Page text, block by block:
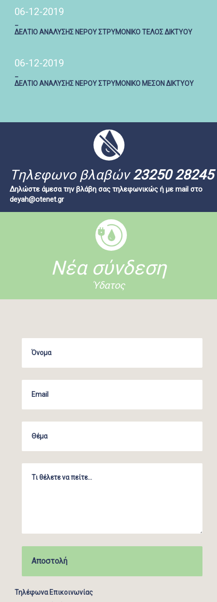
06-12-2019
ΔΕΛΤΙΟ ΑΝΑΛΥΣΗΣ ΝΕΡΟΥ ΣΤΡΥΜΟΝΙΚΟ ΤΕΛΟΣ ΔΙΚΤΥΟΥ
06-12-2019
ΔΕΛΤΙΟ ΑΝΑΛΥΣΗΣ ΝΕΡΟΥ ΣΤΡΥΜΟΝΙΚΟ ΜΕΣΟΝ ΔΙΚΤΥΟΥ
Tηλεφωνο βλαβών23250 28245
Δηλώστε άμεσα την βλάβη σας τηλεφωνικώς ή με mail στο
deyah@otenet.gr
Νέα σύνδεση
Ύδατος
Τηλέφωνα Επικοινωνίας